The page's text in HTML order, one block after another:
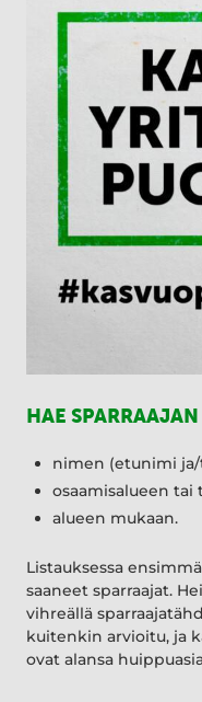
HAE
nimen (etunimi
osaamisalueen tai
alueen mukaan.
Listauksessa
saaneet sparraajat.
vihreällä
kuitenkin arvioitu, ja
ovat alansa